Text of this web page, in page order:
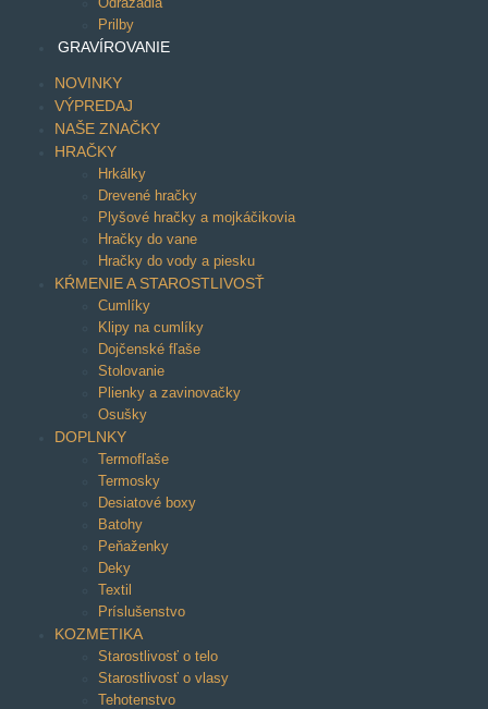
Prilby
GRAVÍROVANIE
NOVINKY
VÝPREDAJ
NAŠE ZNAČKY
HRAČKY
Hrkálky
Drevené hračky
Plyšové hračky a mojkáčikovia
Hračky do vane
Hračky do vody a piesku
KŔMENIE A STAROSTLIVOSŤ
Cumlíky
Klipy na cumlíky
Dojčenské fľaše
Stolovanie
Plienky a zavinovačky
Osušky
DOPLNKY
Termofľaše
Termosky
Desiatové boxy
Batohy
Peňaženky
Deky
Textil
Príslušenstvo
KOZMETIKA
Starostlivosť o telo
Starostlivosť o vlasy
Tehotenstvo